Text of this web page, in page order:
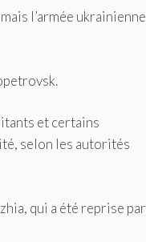
l’armée ukrainienne
et certains
selon les autorités
qui a été reprise par